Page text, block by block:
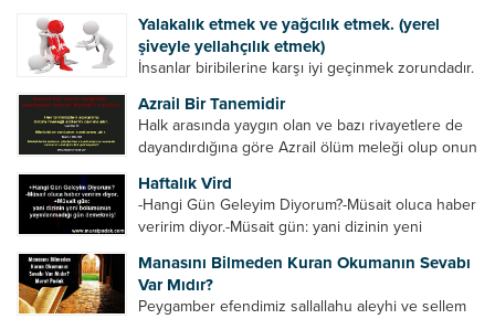
yollarla anlamaya çalışmalıdır. Meal nedir? Arapça
bir kelime olan meal;...
Yalakalık etmek ve yağcılık etmek. (yerel
şiveyle yellahçılık etmek)
İnsanlar biribilerine karşı iyi geçinmek zorundadır.
makam gücü, nesep gücü, maddi güç, fiziki güç)
diğer insanları ezebiliyor. Normal şartlarda elinde
bu güçler...
Azrail Bir Tanemidir
Halk arasında yaygın olan ve bazı rivayetlere de
dayandırdığına göre Azrail ölüm meleği olup onun
Azrail tek başına aynı anda binlerce insanın
canını...
Haftalık Vird
-Hangi Gün Geleyim Diyorum?-Müsait oluca haber
veririm diyor.-Müsait gün: yani dizinin yeni
efendinin Haftalık Virdi HAFTALIK VİRD Pazartesi
Günü Hangi VİRD var?20:00 Star TV –...
Manasını Bilmeden Kuran Okumanın Sevabı
Var Mıdır?
Peygamber efendimiz sallallahu aleyhi ve sellem